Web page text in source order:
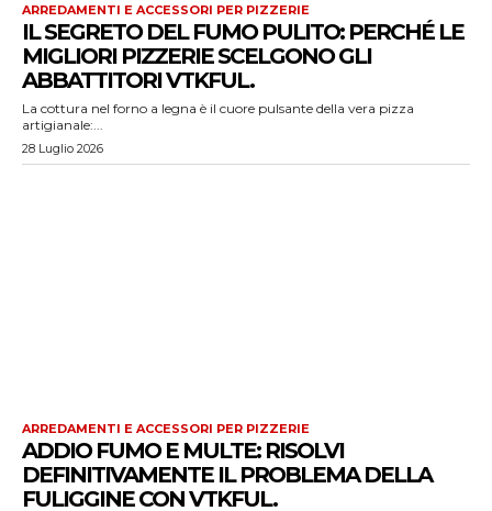
ARREDAMENTI E ACCESSORI PER PIZZERIE
IL SEGRETO DEL FUMO PULITO: PERCHÉ LE
MIGLIORI PIZZERIE SCELGONO GLI
ABBATTITORI VTKFUL.
La cottura nel forno a legna è il cuore pulsante della vera pizza
artigianale:...
28 Luglio 2026
ARREDAMENTI E ACCESSORI PER PIZZERIE
ADDIO FUMO E MULTE: RISOLVI
DEFINITIVAMENTE IL PROBLEMA DELLA
FULIGGINE CON VTKFUL.